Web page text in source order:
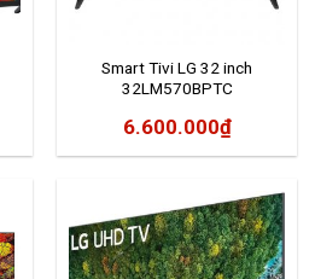
Smart Tivi LG 32 inch
32LM570BPTC
6.600.000₫